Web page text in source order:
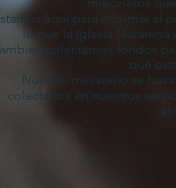
aquí para informar al
lo que la Iglesia
colectamos fondos
que
Nuestro ministerio se
colectados en nuestros